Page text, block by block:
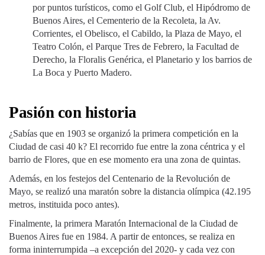
por puntos turísticos, como el Golf Club, el Hipódromo de
Buenos Aires, el Cementerio de la Recoleta, la Av.
Corrientes, el Obelisco, el Cabildo, la Plaza de Mayo, el
Teatro Colón, el Parque Tres de Febrero, la Facultad de
Derecho, la Floralis Genérica, el Planetario y los barrios de
La Boca y Puerto Madero.
Pasión con historia
¿Sabías que en 1903 se organizó la primera competición en la
Ciudad de casi 40 k? El recorrido fue entre la zona céntrica y el
barrio de Flores, que en ese momento era una zona de quintas.
Además, en los festejos del Centenario de la Revolución de
Mayo, se realizó una maratón sobre la distancia olímpica (42.195
metros, instituida poco antes).
Finalmente, la primera Maratón Internacional de la Ciudad de
Buenos Aires fue en 1984. A partir de entonces, se realiza en
forma ininterrumpida –a excepción del 2020- y cada vez con